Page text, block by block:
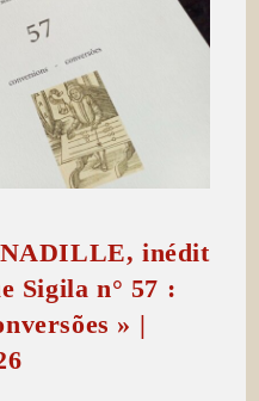
inédit
Sigila n° 57 :
» |